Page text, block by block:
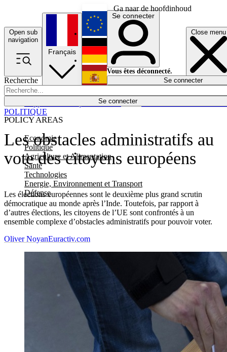
Ga naar de hoofdinhoud
Open sub
navigation
Close menu
Recherche
Se connecter
POLICY AREAS
Economie
Politique
Agriculture et Alimentation
Santé
Technologies
Energie, Environnement et Transport
Défense
Économie
Français
English
Deutsch
Español
Se connecter
Vous êtes déconnecté.
Se connecter
Les obstacles administratifs au
vote des citoyens européens
Les élections européennes sont le deuxième plus grand scrutin
démocratique au monde après l’Inde. Toutefois, par rapport à
d’autres élections, les citoyens de l’UE sont confrontés à un
ensemble complexe d’obstacles administratifs pour pouvoir voter.
POLITIQUE
Oliver NoyanEuractiv.com